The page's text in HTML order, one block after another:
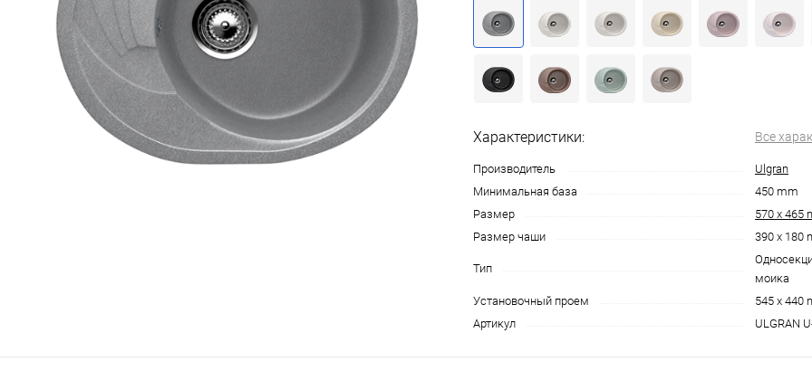
Характеристики: Все
Производитель
Ulgran
Минимальная база
450 mm
Размер
570 х 465
Размер чаши
390 х 180
Тип
моика
Установочный проем
545 х 440
Артикул
ULGRAN